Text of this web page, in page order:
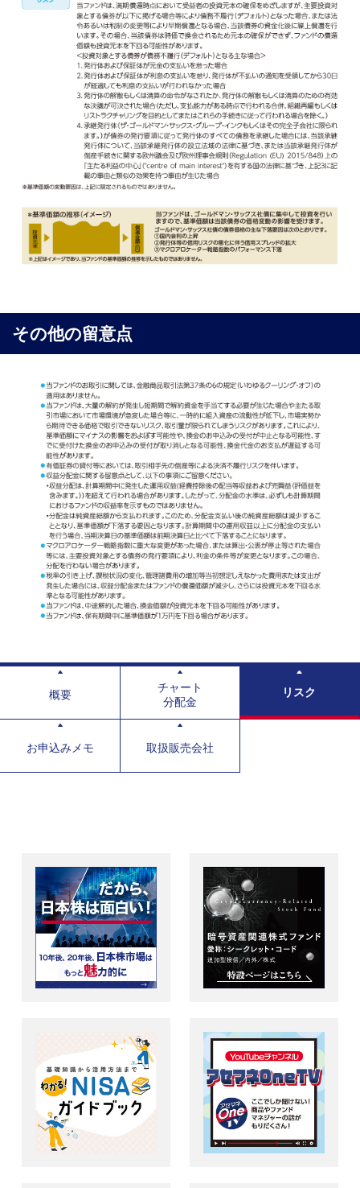
その他の留意点
概要
チャート
分配金
リスク
お申込みメモ 取扱販売会社